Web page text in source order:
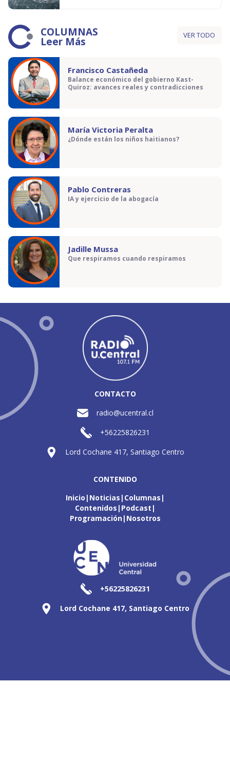
COLUMNAS
Leer Más VER TODO
Francisco Castañeda
Balance económico del gobierno Kast-
Quiroz: avances reales y contradicciones
María Victoria Peralta
¿Dónde están los niños haitianos?
Pablo Contreras
IA y ejercicio de la abogacía
Jadille Mussa
Que respiramos cuando respiramos
CONTACTO
radio@ucentral.cl
+56225826231
Lord Cochane 417, Santiago Centro
CONTENIDO
Inicio Noticias Columnas
Contenidos Podcast
Programación Nosotros
+56225826231
Lord Cochane 417, Santiago Centro